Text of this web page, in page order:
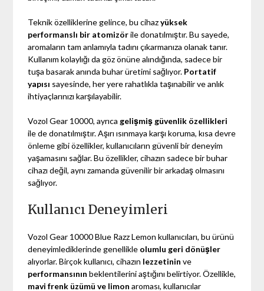
Teknik özelliklerine gelince, bu cihazyüksek
performanslı bir atomizörile donatılmıştır. Bu sayede,
aromaların tam anlamıyla tadını çıkarmanıza olanak tanır.
Kullanım kolaylığı da göz önüne alındığında, sadece bir
tuşa basarak anında buhar üretimi sağlıyor. Portatif
yapısı sayesinde, her yere rahatlıkla taşınabilir ve anlık
ihtiyaçlarınızı karşılayabilir.
Vozol Gear 10000, ayrıca gelişmiş güvenlik özellikleri
ile de donatılmıştır. Aşırı ısınmaya karşı koruma, kısa devre
önleme gibi özellikler, kullanıcıların güvenli bir deneyim
yaşamasını sağlar. Bu özellikler, cihazın sadece bir buhar
cihazı değil, aynı zamanda güvenilir bir arkadaş olmasını
sağlıyor.
Kullanıcı Deneyimleri
Vozol Gear 10000 Blue Razz Lemon kullanıcıları, bu ürünü
deneyimlediklerinde genellikle olumlu geri dönüşler
alıyorlar. Birçok kullanıcı, cihazın lezzetinin ve
performansının beklentilerini aştığını belirtiyor. Özellikle,
mavi frenk üzümü ve limon aroması, kullanıcılar